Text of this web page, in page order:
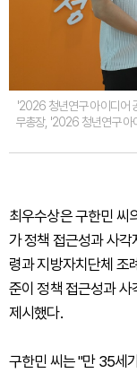
'2026 청년연구 아이디어
무총장, '2026 청년연구 아
최우수상은 구한민 씨
가 정책 접근성과 사각
령과 지방자치단체 조
준이 정책 접근성과
제시했다.
구한민 씨는 "만 35세